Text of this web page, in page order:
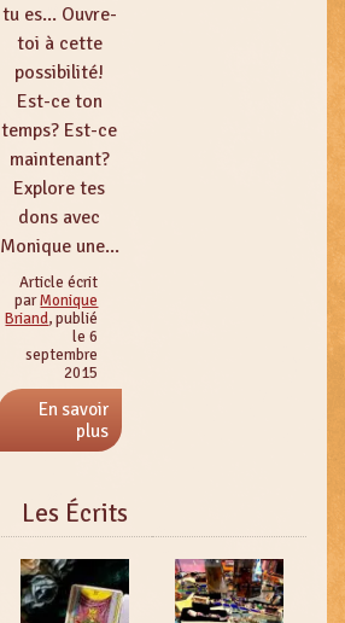
tu es... Ouvre-
toi à cette
possibilité!
Est-ce ton
temps? Est-ce
maintenant?
Explore tes
dons avec
Monique une...
Article écrit
parMonique
Briand, publié
le 6
septembre
2015
En savoir
plus
Les Écrits